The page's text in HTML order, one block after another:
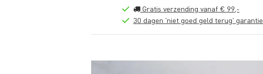
Gratis verzending vanaf € 99,-
30 dagen 'niet goed geld terug' garantie